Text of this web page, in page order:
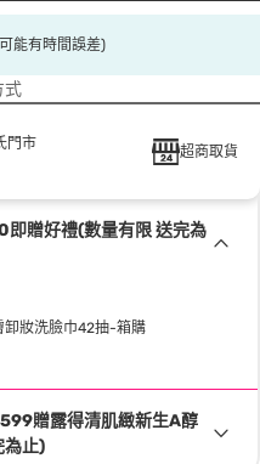
能有時間誤差)
式
門市
超商取貨
贈好禮(數量有限 送完為
卸妝洗臉巾42抽-箱購
贈露得清肌緻新生A醇
為止)